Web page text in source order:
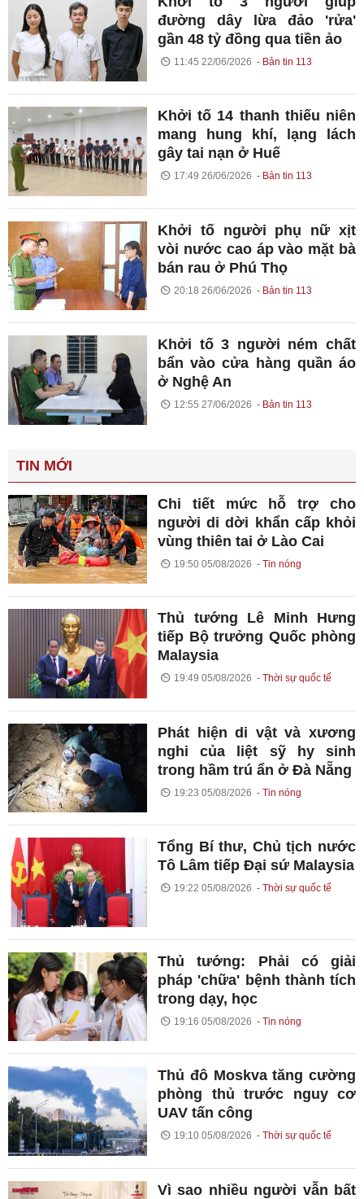
đường dây lừa đảo 'rửa'
gần 48 tỷ đồng qua tiền ảo
11:45 22/06/2026 Bản tin 113
Khởi tố 14 thanh thiếu niên
mang hung khí, lạng lách
gây tai nạn ở Huế
17:49 26/06/2026 Bản tin 113
Khởi tố người phụ nữ xịt
vòi nước cao áp vào mặt bà
bán rau ở Phú Thọ
20:18 26/06/2026 Bản tin 113
Khởi tố 3 người ném chất
bẩn vào cửa hàng quần áo
ở Nghệ An
12:55 27/06/2026 Bản tin 113
TIN MỚI
Chi tiết mức hỗ trợ cho
người di dời khẩn cấp khỏi
vùng thiên tai ở Lào Cai
19:50 05/08/2026 Tin nóng
Thủ tướng Lê Minh Hưng
tiếp Bộ trưởng Quốc phòng
Malaysia
19:49 05/08/2026 Thời sự quốc tế
Phát hiện di vật và xương
nghi của liệt sỹ hy sinh
trong hầm trú ẩn ở Đà Nẵng
19:23 05/08/2026 Tin nóng
Tổng Bí thư, Chủ tịch nước
Tô Lâm tiếp Đại sứ Malaysia
19:22 05/08/2026 Thời sự quốc tế
Thủ tướng: Phải có giải
pháp 'chữa' bệnh thành tích
trong dạy, học
19:16 05/08/2026 Tin nóng
Thủ đô Moskva tăng cường
phòng thủ trước nguy cơ
UAV tấn công
19:10 05/08/2026 Thời sự quốc tế
Vì sao nhiều người vẫn bất